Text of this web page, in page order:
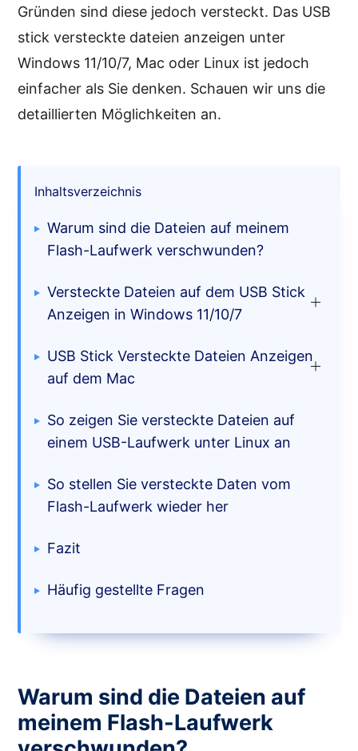
Gründen sind diese jedoch versteckt. Das USB
stick versteckte dateien anzeigen unter
Windows 11/10/7, Mac oder Linux ist jedoch
einfacher als Sie denken. Schauen wir uns die
detaillierten Möglichkeiten an.
Inhaltsverzeichnis
Warum sind die Dateien auf meinem
Flash-Laufwerk verschwunden?
Versteckte Dateien auf dem USB Stick
Anzeigen in Windows 11/10/7
Probieren Sie eine
Verwenden Sie den Datei-
Aus den Ordneroptionen
USB Stick Versteckte Dateien Anzeigen
auf dem Mac
Verwenden Sie
Über das Terminal
So zeigen Sie versteckte Dateien auf
einem USB-Laufwerk unter Linux an
So stellen Sie versteckte Daten vom
Flash-Laufwerk wieder her
Fazit
Häufig gestellte Fragen
Warum sind die Dateien auf
meinem Flash-Laufwerk